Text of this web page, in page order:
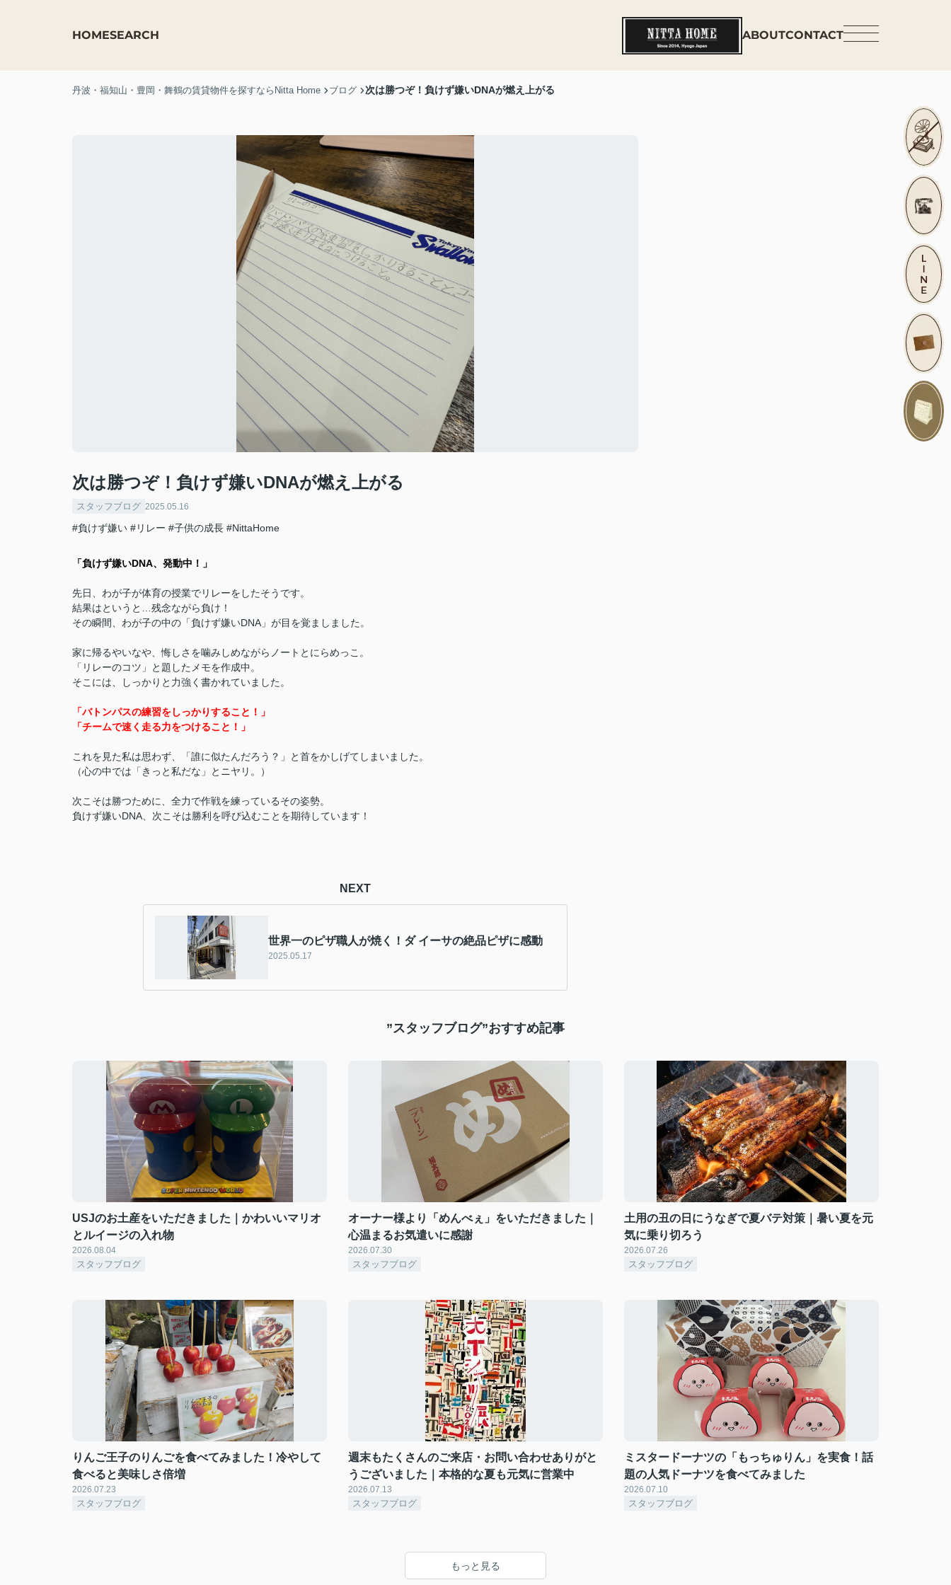
HOMESEARCH ABOUTCONTACT
丹波・福知山・豊岡・舞鶴の賃貸物件を探すならNitta Home ブログ 次は勝つぞ！負けず嫌いDNAが燃え上がる
次は勝つぞ！負けず嫌いDNAが燃え上がる
スタッフブログ 2025.05.16
#負けず嫌い #リレー #子供の成長 #NittaHome
「負けず嫌いDNA、発動中！」
先日、わが子が体育の授業でリレーをしたそうです。
結果はというと…残念ながら負け！
その瞬間、わが子の中の「負けず嫌いDNA」が目を覚ましました。
家に帰るやいなや、悔しさを噛みしめながらノートとにらめっこ。
「リレーのコツ」と題したメモを作成中。
そこには、しっかりと力強く書かれていました。
「バトンパスの練習をしっかりすること！」
「チームで速く走る力をつけること！」
これを見た私は思わず、「誰に似たんだろう？」と首をかしげてしまいました。
（心の中では「きっと私だな」とニヤリ。）
次こそは勝つために、全力で作戦を練っているその姿勢。
負けず嫌いDNA、次こそは勝利を呼び込むことを期待しています！
NEXT
世界一のピザ職人が焼く！ダ イーサの絶品ピザに感動
2025.05.17
”スタッフブログ”おすすめ記事
USJのお土産をいただきました｜かわいいマリオ
とルイージの入れ物
2026.08.04
スタッフブログ
オーナー様より「めんべぇ」をいただきました｜
心温まるお気遣いに感謝
2026.07.30
スタッフブログ
土用の丑の日にうなぎで夏バテ対策｜暑い夏を元
気に乗り切ろう
2026.07.26
スタッフブログ
りんご王子のりんごを食べてみました！冷やして
食べると美味しさ倍増
2026.07.23
スタッフブログ
週末もたくさんのご来店・お問い合わせありがと
うございました｜本格的な夏も元気に営業中
2026.07.13
スタッフブログ
ミスタードーナツの「もっちゅりん」を実食！話
題の人気ドーナツを食べてみました
2026.07.10
スタッフブログ
もっと見る